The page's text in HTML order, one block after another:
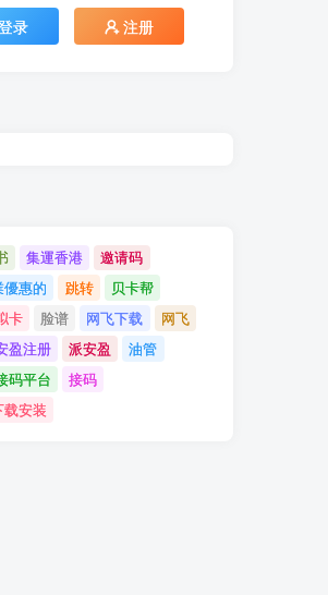
录 注册
集運香港
邀请码
惠的
跳转
贝卡帮
卡 脸谱 网飞下载
网飞
盈注册 派安盈
油管
码平台
接码
安装